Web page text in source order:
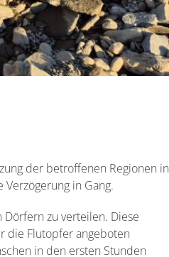
der betroffenen Regionen in
in Gang.
zu verteilen. Diese
die Flutopfer angeboten
in den ersten Stunden